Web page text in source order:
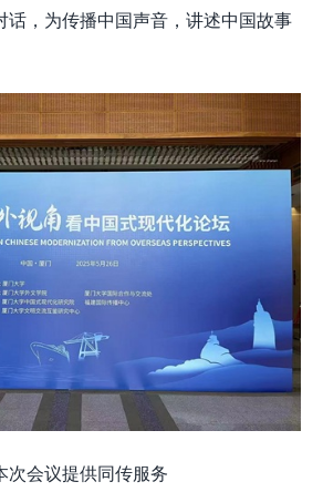
话，为传播中国声音，讲述中国故事
次会议提供同传服务